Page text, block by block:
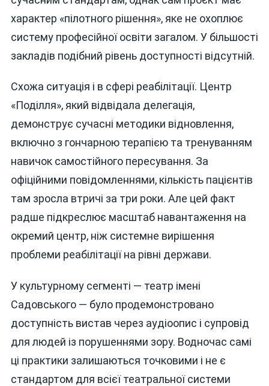
характер «пілотного рішення», яке не охоплює
систему професійної освіти загалом. У більшості
закладів подібний рівень доступності відсутній.
Схожа ситуація і в сфері реабілітації. Центр
«Поділля», який відвідала делегація,
демонструє сучасні методики відновлення,
включно з гончарною терапією та тренуванням
навичок самостійного пересування. За
офіційними повідомленнями, кількість пацієнтів
там зросла втричі за три роки. Але цей факт
радше підкреслює масштаб навантаження на
окремий центр, ніж системне вирішення
проблеми реабілітації на рівні держави.
У культурному сегменті — театр імені
Садовського — було продемонстровано
доступність вистав через аудіоопис і супровід
для людей із порушеннями зору. Водночас самі
ці практики залишаються точковими і не є
стандартом для всієї театральної системи